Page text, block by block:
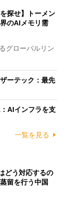
探せ】トーメン
のAIメモリ需
グローバルリン
ーテック：最先
AIインフラを支
一覧を見る
どう対応するの
留を行う中国